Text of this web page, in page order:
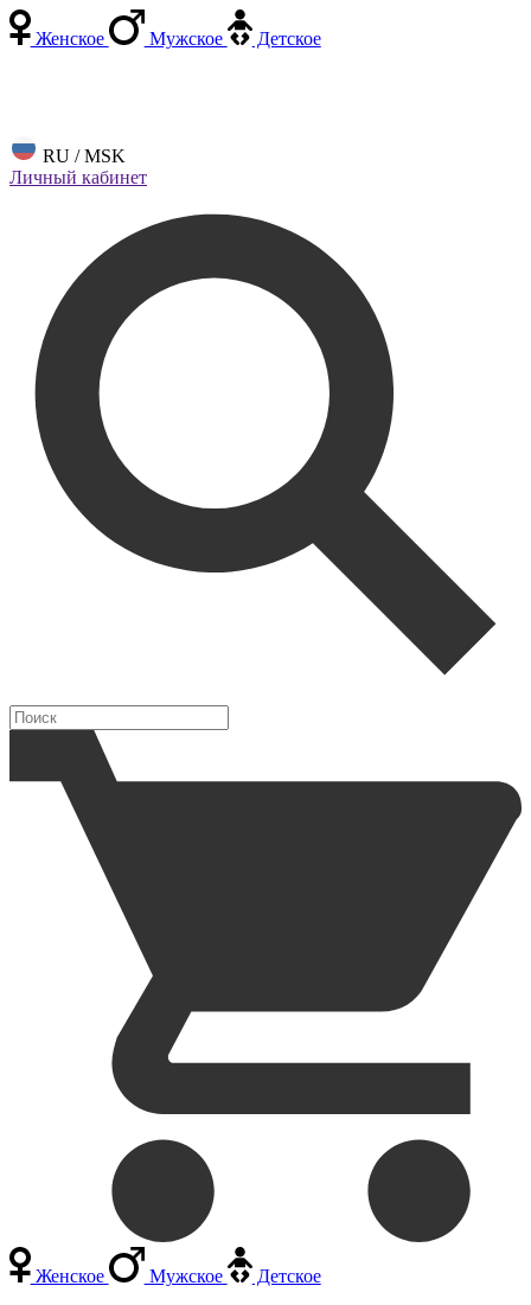
Женское Мужское Детское
RU / MSK
Личный кабинет
Женское Мужское
Детское